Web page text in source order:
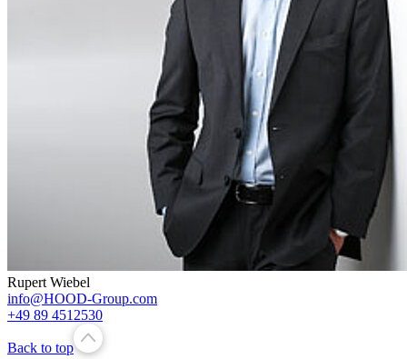
Rupert Wiebel
info@HOOD-Group.com
+49 89 4512530
Back to top